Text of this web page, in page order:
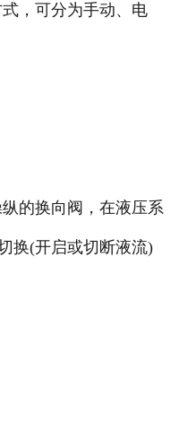
，可分为手动、电
的换向阀，在液压系
换(开启或切断液流)